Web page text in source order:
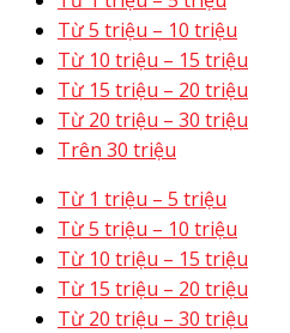
Từ 5 triệu – 10 triệu
Từ 10 triệu – 15 triệu
Từ 15 triệu – 20 triệu
Từ 20 triệu – 30 triệu
Trên 30 triệu
Từ 1 triệu – 5 triệu
Từ 5 triệu – 10 triệu
Từ 10 triệu – 15 triệu
Từ 15 triệu – 20 triệu
Từ 20 triệu – 30 triệu